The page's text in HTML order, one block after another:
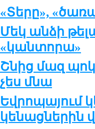
«Տերը»,
Մեկ անձի
«կանտորա»
Շնից մազ
չես մնա
Եվրոպայում
կենացներին